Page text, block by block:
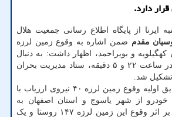
دارد.
ایرنا از پایگاه اطلاع رسانی جمعیت هلال
مقدم ضمن اشاره به وقوع زمین لرزه
کهگیلویه و بویراحمد، اظهار داشت: به دنبال
وقوع این زمین لرزه در ساعت ۲۲ و ۵ دقیقه، ستاد مدیریت بحران
تشکیل شد.
وی اضافه کرد: در دقایق اولیه وقوع زمین لرزه ۴۰ نیروی ارزیاب با
خودرو از شهر یاسوج و استان اصفهان به
منطقه اعزام شدند و بر اثر وقوع این زمین لرزه ۱۴۷ روستا و یک